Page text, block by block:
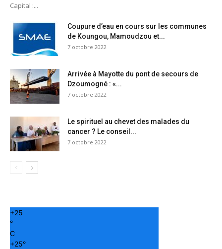
Capital :...
Coupure d’eau en cours sur les communes
de Koungou, Mamoudzou et...
7 octobre 2022
Arrivée à Mayotte du pont de secours de
Dzoumogné : «...
7 octobre 2022
Le spirituel au chevet des malades du
cancer ? Le conseil...
7 octobre 2022
+25
°
C
+25°